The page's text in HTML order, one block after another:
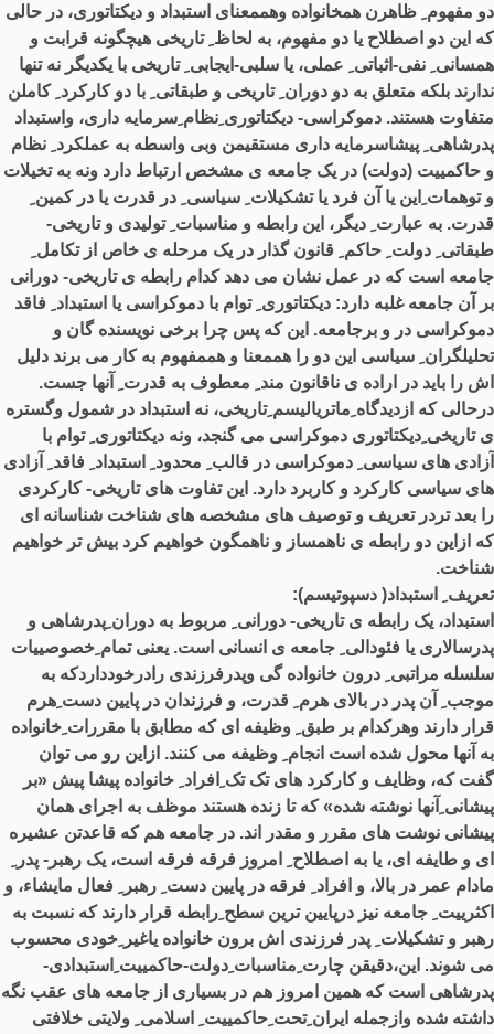
دو مفهوم ِ ظاهرن همخانواده وهممعنای استبداد و دیکتاتوری، در حالی
که این دو اصطلاح یا دو مفهوم، به لحاظ ِ تاریخی هیچگونه قرابت و
همسانی ِ نفی-اثباتی ِ عملی، یا سلبی- ایجابی ِ تاریخی با یکدیگر نه تنها
ندارند بلکه متعلق به دو دوران ِ تاریخی و طبقاتی ِ با دو کارکرد ِ کاملن
متفاوت هستند. دموکراسی- دیکتاتوری ِنظام ِسرمایه داری، واستبداد
ِپدرشاهی ِ پیشاسرمایه داری مستقیمن وبی واسطه به عملکرد ِ نظام
و حاکمییت (دولت) در یک جامعه ی مشخص ارتباط دارد ونه به تخیلات
و توهمات ِاین یا آن فرد یا تشکیلات ِ سیاسی ِ در قدرت یا در کمین ِ
قدرت. به عبارت ِ دیگر، این رابطه و مناسبات ِ تولیدی و تاریخی-
طبقاتی ِ دولت ِ حاکم ِ قانون گذار در یک مرحله ی خاص از تکامل ِ
جامعه است که در عمل نشان می دهد کدام رابطه ی تاریخی- دورانی
بر آن جامعه غلبه دارد: دیکتاتوری ِ توام با دموکراسی یا استبداد ِ فاقد
ِدموکراسی در و برجامعه. این که پس چرا برخی نویسنده گان و
تحلیلگران ِ سیاسی این دو را هممعنا و هممفهوم به کار می برند دلیل
اش را باید در اراده ی ناقانون مند ِ معطوف به قدرت ِ آنها جست.
درحالی که ازدیدگاه ِماتریالیسم ِتاریخی، نه استبداد در شمول وگستره
ی تاریخی ِدیکتاتوری دموکراسی می گنجد، ونه دیکتاتوری ِ توام با
آزادی های سیاسی ِ دموکراسی در قالب ِ محدود ِ استبداد ِ فاقد ِ آزادی
های سیاسی کارکرد و کاربرد دارد. این تفاوت های تاریخی-کارکردی
را بعد تردر تعریف و توصیف های مشخصه های شناخت شناسانه ای
که ازاین دو رابطه ی ناهمساز و ناهمگون خواهیم کرد بیش تر خواهیم
شناخت.
تعریف ِ استبداد( دسپوتیسم):
استبداد، یک رابطه ی تاریخی- دورانی ِ مربوط به دوران ِپدرشاهی و
پدرسالاری یا فئودالی ِ جامعه ی انسانی است. یعنی تمام ِخصوصییات
ِسلسله مراتبی ِ درون خانواده گی وپدرفرزندی رادرخودداردکه به
موجب ِ آن پدر در بالای هرم ِ قدرت، و فرزندان در پایین دست ِهرم
قرار دارند وهرکدام بر طبق ِ وظیفه ای که مطابق با مقررات ِخانواده
به آنها محول شده است انجام ِ وظیفه می کنند. ازاین رو می توان
گفت که، وظایف و کارکرد های تک تک ِافراد ِ خانواده پیشا پیش «بر
پیشانی ِآنها نوشته شده»که تا زنده هستند موظف به اجرای همان
پیشانی نوشت های مقرر و مقدر اند. در جامعه هم که قاعدتن عشیره
ای و طایفه ای، یا به اصطلاح ِ امروز فرقه فرقه است، یک رهبر - پدر ِ
مادام عمر در بالا، و افراد ِ فرقه در پایین دست ِ رهبر ِ فعال مایشاء، و
اکثرییت ِ جامعه نیز درپایین ترین سطح ِرابطه قرار دارند که نسبت به
رهبر و تشکیلات ِ پدر فرزندی اش برون خانواده یاغیر ِخودی محسوب
می شوند. این،دقیقن چارت ِمناسبات ِدولت-حاکمییت ِاستبدادی-
پدرشاهی است که همین امروز هم در بسیاری از جامعه های عقب نگه
داشته شده وازجمله ایران ِتحت ِحاکمییت ِ اسلامی ِ ولایتی خلافتی